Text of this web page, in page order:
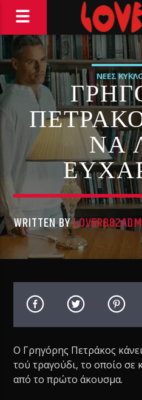
ΝΕΕΣ
ΝΑ
WRITTEN BY
Ο Γρηγόρης Πετράκος
τού τραγούδι, το οποίο σε
από το πρώτο άκουσμα.